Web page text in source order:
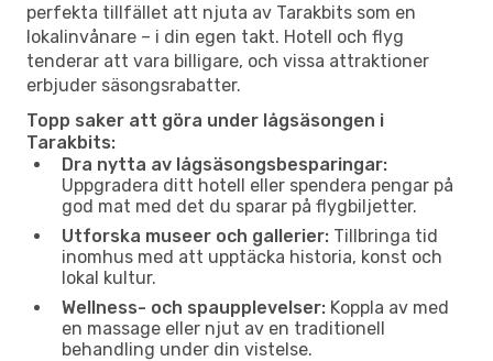
perfekta tillfället att njuta av Tarakbits som en
lokalinvånare – i din egen takt. Hotell och flyg
tenderar att vara billigare, och vissa attraktioner
erbjuder säsongsrabatter.
Topp saker att göra under lågsäsongen i
Tarakbits:
Dra nytta av lågsäsongsbesparingar:
Uppgradera ditt hotell eller spendera pengar på
god mat med det du sparar på flygbiljetter.
Utforska museer och gallerier: Tillbringa tid
inomhus med att upptäcka historia, konst och
lokal kultur.
Wellness- och spaupplevelser: Koppla av med
en massage eller njut av en traditionell
behandling under din vistelse.